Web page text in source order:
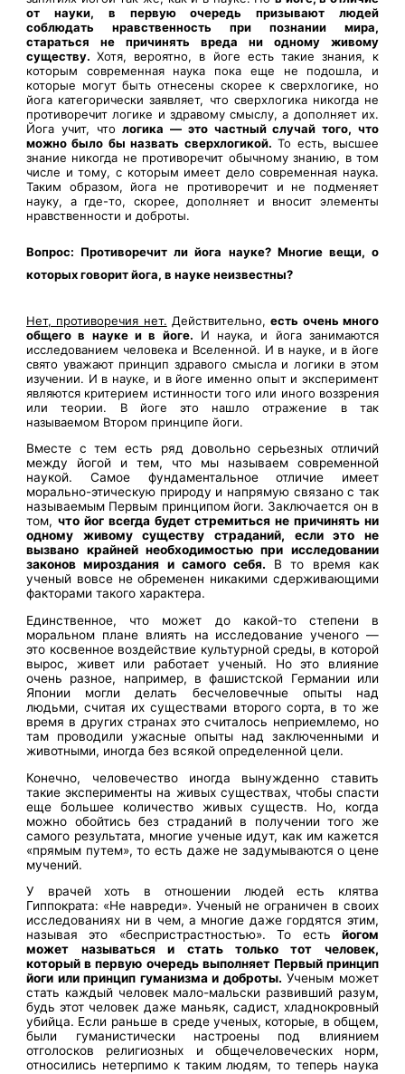
от науки, в первую очередь призывают людей
соблюдать нравственность при познании мира,
стараться не причинять вреда ни одному живому
существу.Хотя, вероятно, в йоге есть такие знания, к
которым современная наука пока еще не подошла, и
которые могут быть отнесены скорее к сверхлогике, но
йога категорически заявляет, что сверхлогика никогда не
противоречит логике и здравому смыслу, а дополняет их.
Йога учит, чтологика — это частный случай того, что
можно было бы назвать сверхлогикой. То есть, высшее
знание никогда не противоречит обычному знанию, в том
числе и тому, с которым имеет дело современная наука.
Таким образом, йога не противоречит и не подменяет
науку, а где-то, скорее, дополняет и вносит элементы
нравственности и доброты.
Вопрос: Противоречит ли йога науке? Многие вещи, о
которых говорит йога, в науке неизвестны?
Нет, противоречия нет. Действительно,есть очень много
общего в науке и в йоге. И наука, и йога занимаются
исследованием человека и Вселенной. И в науке, и в йоге
свято уважают принцип здравого смысла и логики в этом
изучении. И в науке, и в йоге именно опыт и эксперимент
являются критерием истинности того или иного воззрения
или теории. В йоге это нашло отражение в так
называемом Втором принципе йоги.
Вместе с тем есть ряд довольно серьезных отличий
между йогой и тем, что мы называем современной
наукой. Самое фундаментальное отличие имеет
морально-этическую природу и напрямую связано с так
называемым Первым принципом йоги. Заключается он в
том, что йог всегда будет стремиться не причинять ни
одному живому существу страданий, если это не
вызвано крайней необходимостью при исследовании
законов мироздания и самого себя. В то время как
ученый вовсе не обременен никакими сдерживающими
факторами такого характера.
Единственное, что может до какой-то степени в
моральном плане влиять на исследование ученого —
это косвенное воздействие культурной среды, в которой
вырос, живет или работает ученый. Но это влияние
очень разное, например, в фашистской Германии или
Японии могли делать бесчеловечные опыты над
людьми, считая их существами второго сорта, в то же
время в других странах это считалось неприемлемо, но
там проводили ужасные опыты над заключенными и
животными, иногда без всякой определенной цели.
Конечно, человечество иногда вынужденно ставить
такие эксперименты на живых существах, чтобы спасти
еще большее количество живых существ. Но, когда
можно обойтись без страданий в получении того же
самого результата, многие ученые идут, как им кажется
«прямым путем», то есть даже не задумываются о цене
мучений.
У врачей хоть в отношении людей есть клятва
Гиппократа: «Не навреди». Ученый не ограничен в своих
исследованиях ни в чем, а многие даже гордятся этим,
называя это «беспристрастностью». То есть йогом
может называться и стать только тот человек,
который в первую очередь выполняет Первый принцип
йоги или принцип гуманизма и доброты. Ученым может
стать каждый человек мало-мальски развивший разум,
будь этот человек даже маньяк, садист, хладнокровный
убийца. Если раньше в среде ученых, которые, в общем,
были гуманистически настроены под влиянием
отголосков религиозных и общечеловеческих норм,
относились нетерпимо к таким людям, то теперь наука